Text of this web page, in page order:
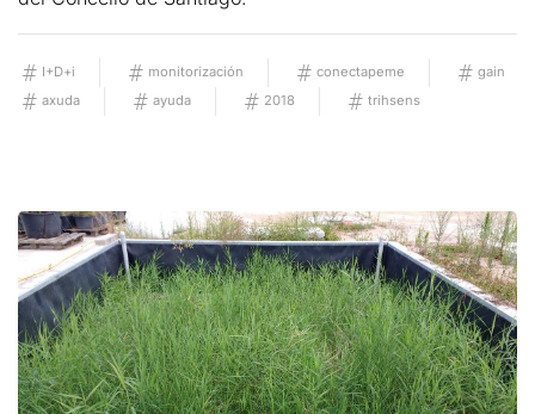
I+D+i monitorización conectapeme
gain
axuda
ayuda 2018 trihsens